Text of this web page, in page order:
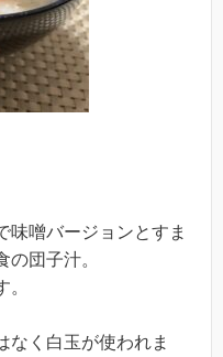
味噌バージョンとすま
の団子汁。
なく白玉が使われま